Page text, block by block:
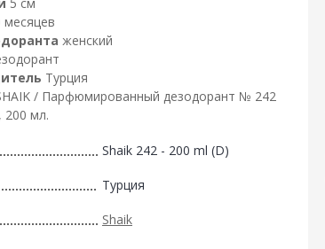
месяцев
женский
Турция
/ Парфюмированный дезодорант № 242
200 мл.
Shaik 242 - 200 ml (D)
Турция
Shaik